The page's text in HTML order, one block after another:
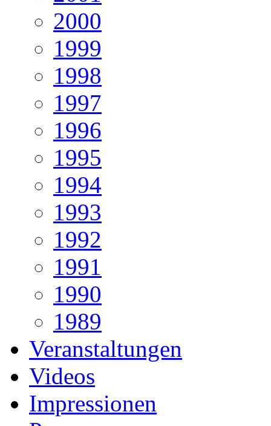
2000
1999
1998
1997
1996
1995
1994
1993
1992
1991
1990
1989
Veranstaltungen
Videos
Impressionen